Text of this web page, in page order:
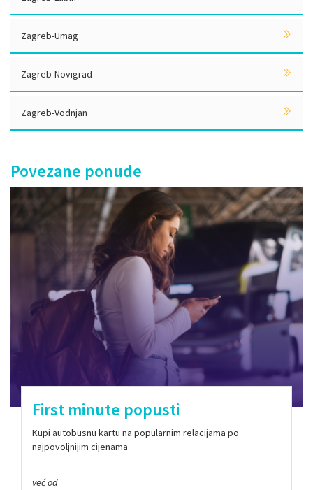
Zagreb-Umag
Zagreb-Novigrad
Zagreb-Vodnjan
Povezane ponude
First minute popusti
Kupi autobusnu kartu na popularnim relacijama po
najpovoljnijim cijenama
već od